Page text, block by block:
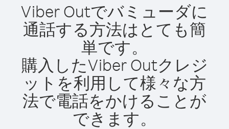
Viber Outでバミューダに
通話する方法はとても簡
単です。
購入したViber Outクレジ
ットを利用して様々な方
法で電話をかけることが
できます。